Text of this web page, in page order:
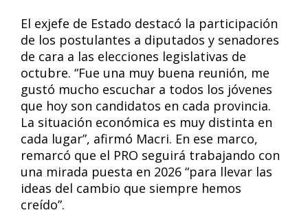
El exjefe de Estado destacó la participación
de los postulantes a diputados y senadores
de cara a las elecciones legislativas de
octubre. “Fue una muy buena reunión, me
gustó mucho escuchar a todos los jóvenes
que hoy son candidatos en cada provincia.
La situación económica es muy distinta en
cada lugar”, afirmó Macri. En ese marco,
remarcó que el PRO seguirá trabajando con
una mirada puesta en 2026 “para llevar las
ideas del cambio que siempre hemos
creído”.